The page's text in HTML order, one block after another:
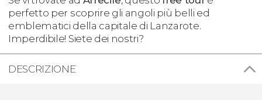
perfetto per scoprire gli angoli più belli ed
emblematici della capitale di Lanzarote.
Imperdibile! Siete dei nostri?
DESCRIZIONE